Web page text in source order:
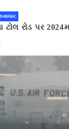
રોડ પર